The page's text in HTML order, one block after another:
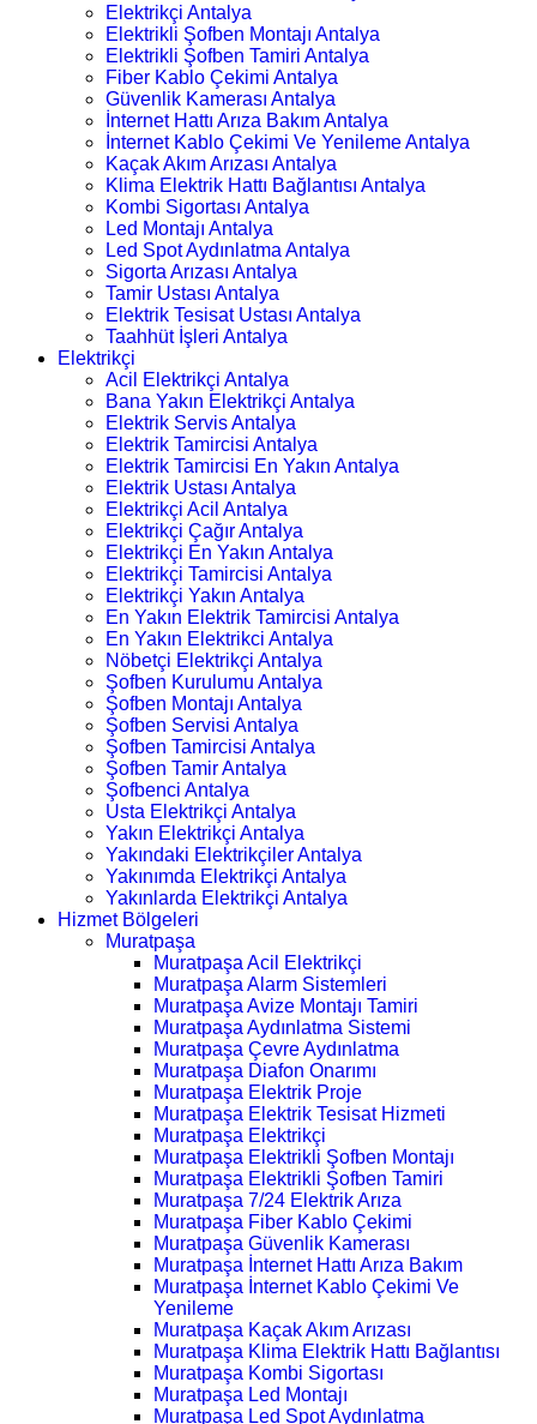
Elektrikçi Antalya
Elektrikli Şofben Montajı Antalya
Elektrikli Şofben Tamiri Antalya
Fiber Kablo Çekimi Antalya
Güvenlik Kamerası Antalya
İnternet Hattı Arıza Bakım Antalya
İnternet Kablo Çekimi Ve Yenileme Antalya
Kaçak Akım Arızası Antalya
Klima Elektrik Hattı Bağlantısı Antalya
Kombi Sigortası Antalya
Led Montajı Antalya
Led Spot Aydınlatma Antalya
Sigorta Arızası Antalya
Tamir Ustası Antalya
Elektrik Tesisat Ustası Antalya
Taahhüt İşleri Antalya
Elektrikçi
Acil Elektrikçi Antalya
Bana Yakın Elektrikçi Antalya
Elektrik Servis Antalya
Elektrik Tamircisi Antalya
Elektrik Tamircisi En Yakın Antalya
Elektrik Ustası Antalya
Elektrikçi Acil Antalya
Elektrikçi Çağır Antalya
Elektrikçi En Yakın Antalya
Elektrikçi Tamircisi Antalya
Elektrikçi Yakın Antalya
En Yakın Elektrik Tamircisi Antalya
En Yakın Elektrikci Antalya
Nöbetçi Elektrikçi Antalya
Şofben Kurulumu Antalya
Şofben Montajı Antalya
Şofben Servisi Antalya
Şofben Tamircisi Antalya
Şofben Tamir Antalya
Şofbenci Antalya
Usta Elektrikçi Antalya
Yakın Elektrikçi Antalya
Yakındaki Elektrikçiler Antalya
Yakınımda Elektrikçi Antalya
Yakınlarda Elektrikçi Antalya
Hizmet Bölgeleri
Muratpaşa
Muratpaşa Acil Elektrikçi
Muratpaşa Alarm Sistemleri
Muratpaşa Avize Montajı Tamiri
Muratpaşa Aydınlatma Sistemi
Muratpaşa Çevre Aydınlatma
Muratpaşa Diafon Onarımı
Muratpaşa Elektrik Proje
Muratpaşa Elektrik Tesisat Hizmeti
Muratpaşa Elektrikçi
Muratpaşa Elektrikli Şofben Montajı
Muratpaşa Elektrikli Şofben Tamiri
Muratpaşa 7/24 Elektrik Arıza
Muratpaşa Fiber Kablo Çekimi
Muratpaşa Güvenlik Kamerası
Muratpaşa İnternet Hattı Arıza Bakım
Muratpaşa İnternet Kablo Çekimi Ve
Yenileme
Muratpaşa Kaçak Akım Arızası
Muratpaşa Klima Elektrik Hattı Bağlantısı
Muratpaşa Kombi Sigortası
Muratpaşa Led Montajı
Muratpaşa Led Spot Aydınlatma